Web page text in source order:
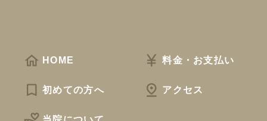
HOME
初めての方へ
料金・お支払い
アクセス